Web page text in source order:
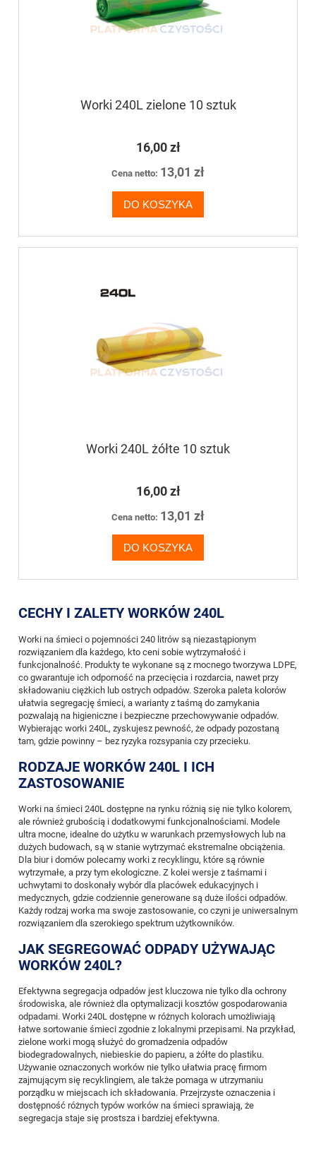
Worki 240L zielone 10 sztuk
16,00 zł
Cena netto: 13,01 zł
DO KOSZYKA
Worki 240L żółte 10 sztuk
16,00 zł
Cena netto: 13,01 zł
DO KOSZYKA
CECHY I ZALETY WORKÓW 240L
Worki na śmieci o pojemności 240 litrów są niezastąpionym
rozwiązaniem dla każdego, kto ceni sobie wytrzymałość i
funkcjonalność. Produkty te wykonane są z mocnego tworzywa LDPE,
co gwarantuje ich odporność na przecięcia i rozdarcia, nawet przy
składowaniu ciężkich lub ostrych odpadów. Szeroka paleta kolorów
ułatwia segregację śmieci, a warianty z taśmą do zamykania
pozwalają na higieniczne i bezpieczne przechowywanie odpadów.
Wybierając worki 240L, zyskujesz pewność, że odpady pozostaną
tam, gdzie powinny – bez ryzyka rozsypania czy przecieku.
RODZAJE WORKÓW 240L I ICH
ZASTOSOWANIE
Worki na śmieci 240L dostępne na rynku różnią się nie tylko kolorem,
ale również grubością i dodatkowymi funkcjonalnościami. Modele
ultra mocne, idealne do użytku w warunkach przemysłowych lub na
dużych budowach, są w stanie wytrzymać ekstremalne obciążenia.
Dla biur i domów polecamy worki z recyklingu, które są równie
wytrzymałe, a przy tym ekologiczne. Z kolei wersje z taśmami i
uchwytami to doskonały wybór dla placówek edukacyjnych i
medycznych, gdzie codziennie generowane są duże ilości odpadów.
Każdy rodzaj worka ma swoje zastosowanie, co czyni je uniwersalnym
rozwiązaniem dla szerokiego spektrum użytkowników.
JAK SEGREGOWAĆ ODPADY UŻYWAJĄC
WORKÓW 240L?
Efektywna segregacja odpadów jest kluczowa nie tylko dla ochrony
środowiska, ale również dla optymalizacji kosztów gospodarowania
odpadami. Worki 240L dostępne w różnych kolorach umożliwiają
łatwe sortowanie śmieci zgodnie z lokalnymi przepisami. Na przykład,
zielone worki mogą służyć do gromadzenia odpadów
biodegradowalnych, niebieskie do papieru, a żółte do plastiku.
Używanie oznaczonych worków nie tylko ułatwia pracę firmom
zajmującym się recyklingiem, ale także pomaga w utrzymaniu
porządku w miejscach ich składowania. Przejrzyste oznaczenia i
dostępność różnych typów worków na śmieci sprawiają, że
segregacja staje się prostsza i bardziej efektywna.